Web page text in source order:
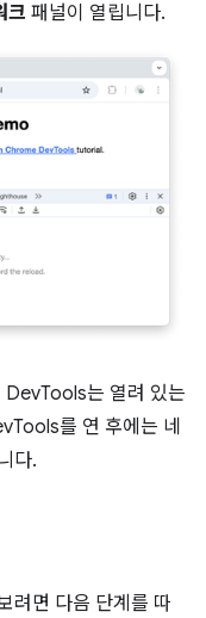
크 패널이 열립니다.
DevTools는 열려 있는
를 연 후에는 네
다.
려면 다음 단계를 따